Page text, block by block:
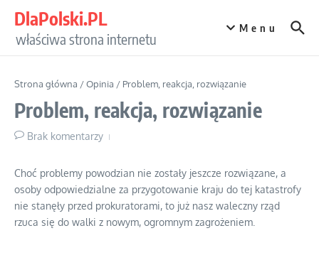
DlaPolski.PL
właściwa strona internetu
Menu
Strona główna /Opinia / Problem, reakcja, rozwiązanie
Problem, reakcja, rozwiązanie
Brak komentarzy
Choć problemy powodzian nie zostały jeszcze rozwiązane, a
osoby odpowiedzialne za przygotowanie kraju do tej katastrofy
nie stanęły przed prokuratorami, to już nasz waleczny rząd
rzuca się do walki z nowym, ogromnym zagrożeniem.